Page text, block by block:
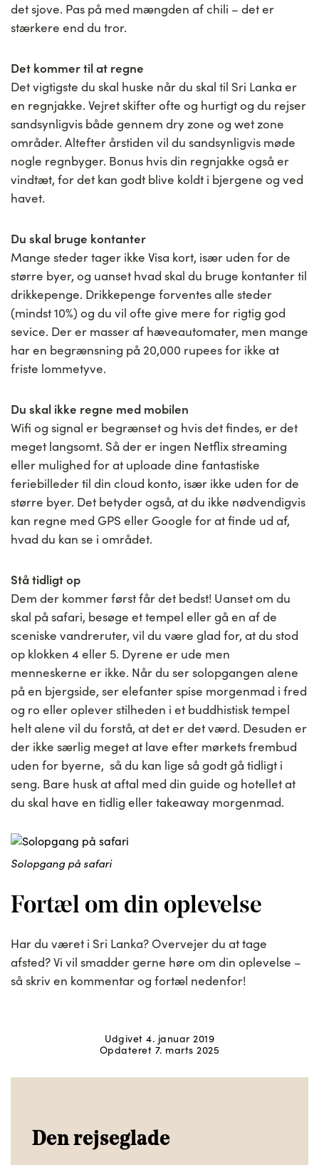
det sjove. Pas på med mængden af chili – det er
stærkere end du tror.
Det kommer til at regne
Det vigtigste du skal huske når du skal til Sri Lanka er
en regnjakke. Vejret skifter ofte og hurtigt og du rejser
sandsynligvis både gennem dry zone og wet zone
områder. Altefter årstiden vil du sandsynligvis møde
nogle regnbyger. Bonus hvis din regnjakke også er
vindtæt, for det kan godt blive koldt i bjergene og ved
havet.
Du skal bruge kontanter
Mange steder tager ikke Visa kort, især uden for de
større byer, og uanset hvad skal du bruge kontanter til
drikkepenge. Drikkepenge forventes alle steder
(mindst 10%) og du vil ofte give mere for rigtig god
sevice. Der er masser af hæveautomater, men mange
har en begrænsning på 20,000 rupees for ikke at
friste lommetyve.
Du skal ikke regne med mobilen
Wifi og signal er begrænset og hvis det findes, er det
meget langsomt. Så der er ingen Netflix streaming
eller mulighed for at uploade dine fantastiske
feriebilleder til din cloud konto, især ikke uden for de
større byer. Det betyder også, at du ikke nødvendigvis
kan regne med GPS eller Google for at finde ud af,
hvad du kan se i området.
Stå tidligt op
Dem der kommer først får det bedst! Uanset om du
skal på safari, besøge et tempel eller gå en af de
sceniske vandreruter, vil du være glad for, at du stod
op klokken 4 eller 5. Dyrene er ude men
menneskerne er ikke. Når du ser solopgangen alene
på en bjergside, ser elefanter spise morgenmad i fred
og ro eller oplever stilheden i et buddhistisk tempel
helt alene vil du forstå, at det er det værd. Desuden er
der ikke særlig meget at lave efter mørkets frembud
uden for byerne, så du kan lige så godt gå tidligt i
seng. Bare husk at aftal med din guide og hotellet at
du skal have en tidlig eller takeaway morgenmad.
Solopgang på safari
Fortæl om din oplevelse
Har du været i Sri Lanka? Overvejer du at tage
afsted? Vi vil smadder gerne høre om din oplevelse –
så skriv en kommentar og fortæl nedenfor!
Udgivet 4. januar 2019
Opdateret 7. marts 2025
Den rejseglade